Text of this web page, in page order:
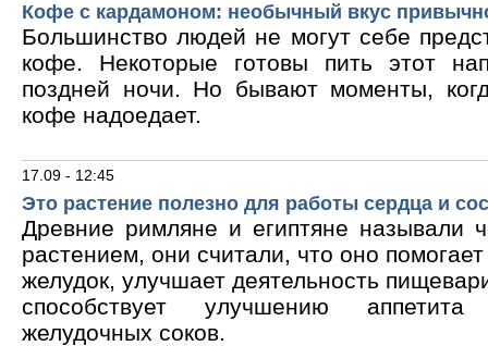
Кофе с кардамоном: необычный вкус
Большинство людей не могут себе
кофе. Некоторые готовы пить этот
поздней ночи. Но бывают моменты,
кофе надоедает.
17.09 - 12:45
Это растение полезно для работы сердца и
Древние римляне и египтяне называли
растением, они считали, что оно
желудок, улучшает деятельность
способствует улучшению
желудочных соков.